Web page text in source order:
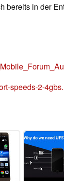
bereits in der
speeds-2-